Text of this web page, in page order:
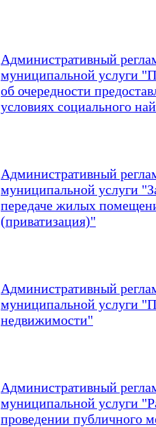
Административный
муниципальной услуги
об очередности
условиях социального
Административный
муниципальной услуги
передаче жилых
(приватизация)"
Административный
муниципальной услуги
недвижимости"
Административный
муниципальной услуги
проведении публичного